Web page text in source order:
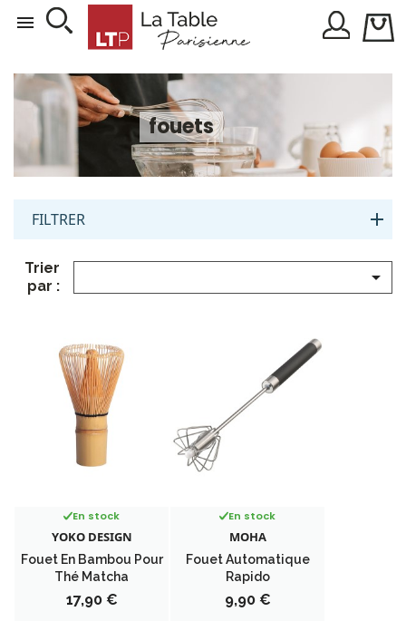

fouets
FILTRER
Trier
par :

En stock
YOKO DESIGN
Fouet En Bambou Pour
Thé Matcha
Prix
17,90 €
En stock
MOHA
Fouet Automatique
Rapido
Prix
9,90 €